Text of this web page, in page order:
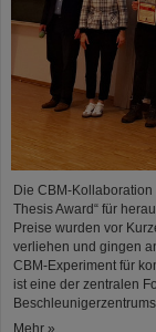
Die CBM-
Thesis Award“ für
Preise wurden vor
verliehen und gingen
CBM-Experiment für
ist eine der zentralen
Mehr »